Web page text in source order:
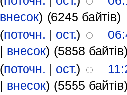
внесок) (6245 байтів)
(поточн. | ост.)
| внесок) (5858
(поточн. | ост.)
| внесок) (5555